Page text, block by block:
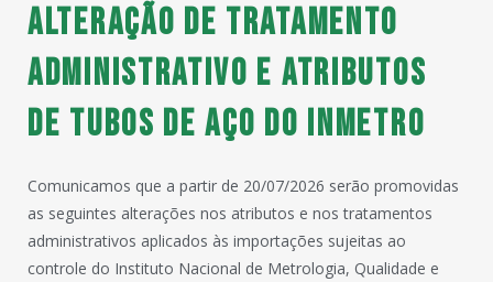
Alteração de tratamento
administrativo e atributos
de tubos de aço do INMETRO
Comunicamos que a partir de 20/07/2026 serão promovidas
as seguintes alterações nos atributos e nos tratamentos
administrativos aplicados às importações sujeitas ao
controle do Instituto Nacional de Metrologia, Qualidade e